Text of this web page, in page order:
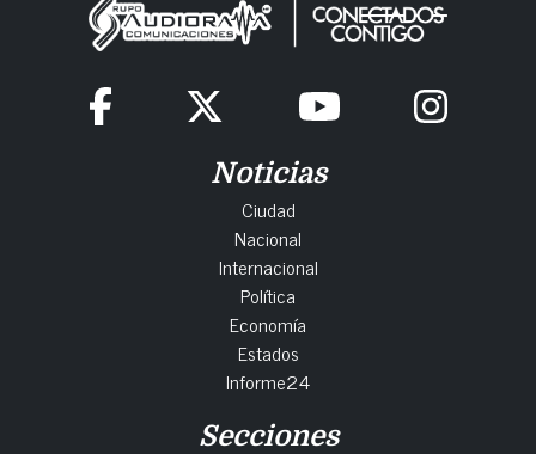
Noticias
Ciudad
Nacional
Internacional
Política
Economía
Estados
Informe24
Secciones